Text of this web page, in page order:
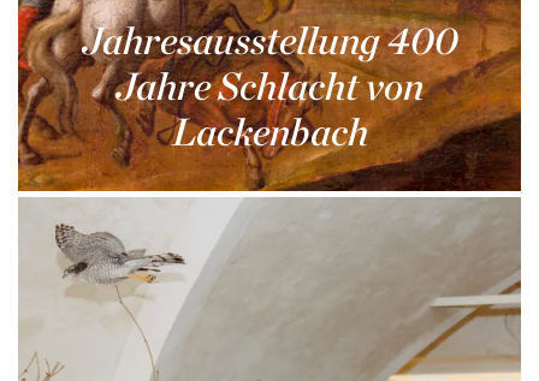
Jahresausstellung 400
Jahre Schlacht von
Lackenbach